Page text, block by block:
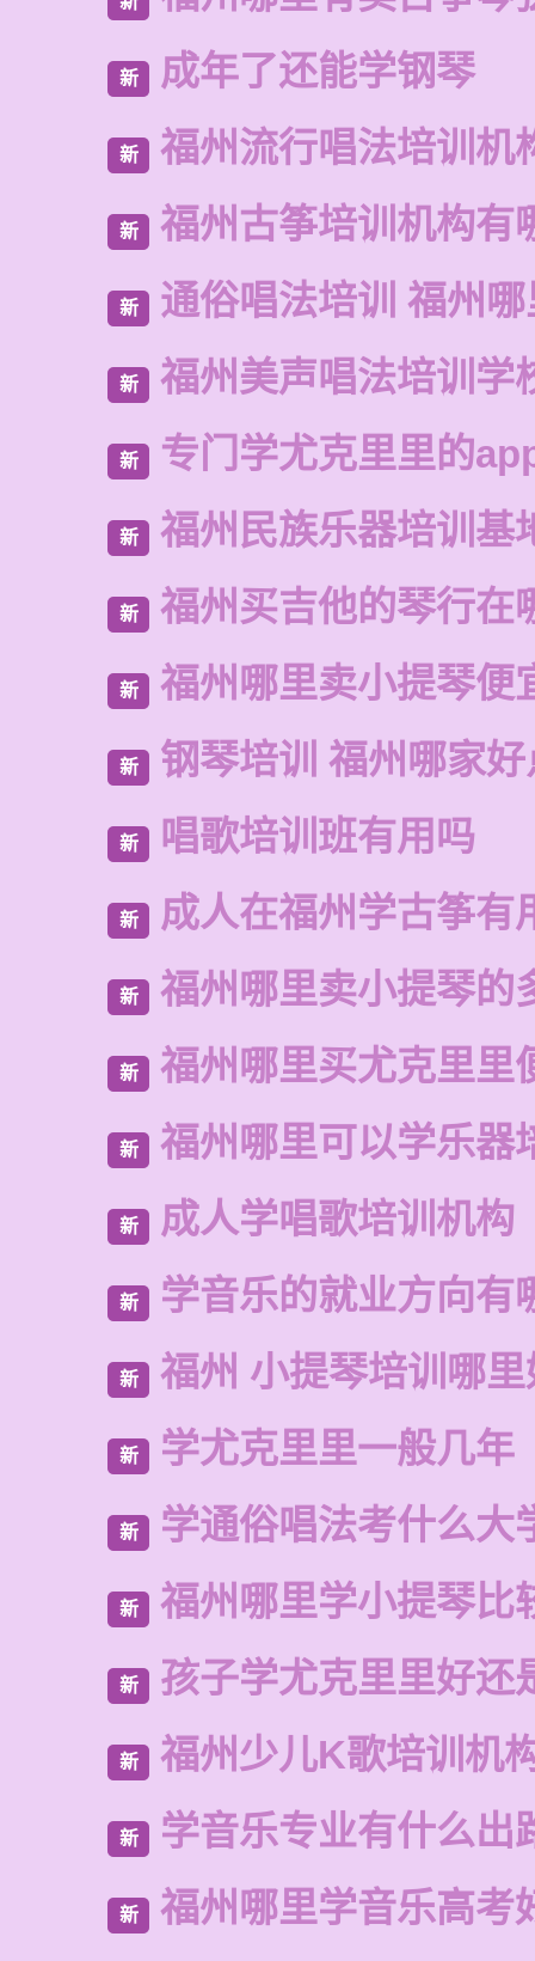
新 成年了还能学钢琴
新 福州流行唱法培训机
新 福州古筝培训机构有
新 通俗唱法培训 福州
新 福州美声唱法培训学
新 专门学尤克里里的
新 福州民族乐器培训基
新 福州买吉他的琴行在
新 福州哪里卖小提琴便
新 钢琴培训 福州哪家好
新 唱歌培训班有用吗
新 成人在福州学古筝有
新 福州哪里卖小提琴的
新 福州哪里买尤克里里
新 福州哪里可以学乐器
新 成人学唱歌培训机构
新 学音乐的就业方向有
新 福州 小提琴培训哪
新 学尤克里里一般几年
新 学通俗唱法考什么大
新 福州哪里学小提琴比
新 孩子学尤克里里好还
新 福州少儿K歌培训机
新 学音乐专业有什么出
新 福州哪里学音乐高考